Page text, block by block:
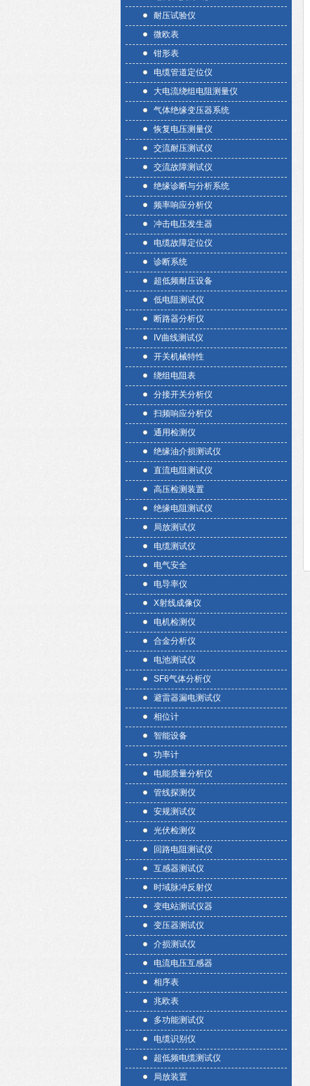
耐压试验仪
微欧表
钳形表
电缆管道定位仪
大电流绕组电阻测量仪
气体绝缘变压器系统
恢复电压测量仪
交流耐压测试仪
交流故障测试仪
绝缘诊断与分析系统
频率响应分析仪
冲击电压发生器
电缆故障定位仪
诊断系统
超低频耐压设备
低电阻测试仪
断路器分析仪
IV曲线测试仪
开关机械特性
绕组电阻表
分接开关分析仪
扫频响应分析仪
通用检测仪
绝缘油介损测试仪
直流电阻测试仪
高压检测装置
绝缘电阻测试仪
局放测试仪
电缆测试仪
电气安全
电导率仪
X射线成像仪
电机检测仪
合金分析仪
电池测试仪
SF6气体分析仪
避雷器漏电测试仪
相位计
智能设备
功率计
电能质量分析仪
管线探测仪
安规测试仪
光伏检测仪
回路电阻测试仪
互感器测试仪
时域脉冲反射仪
变电站测试仪器
变压器测试仪
介损测试仪
电流电压互感器
相序表
兆欧表
多功能测试仪
电缆识别仪
超低频电缆测试仪
局放装置